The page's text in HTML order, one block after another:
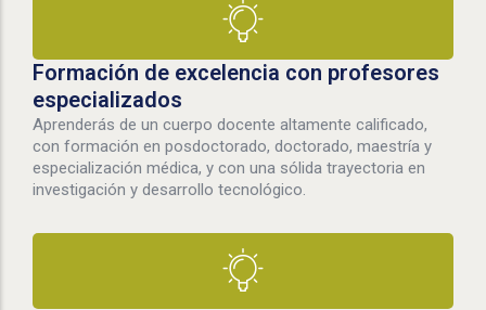
Formación de excelencia con profesores
especializados
Aprenderás de un cuerpo docente altamente calificado,
con formación en posdoctorado, doctorado, maestría y
especialización médica, y con una sólida trayectoria en
investigación y desarrollo tecnológico.